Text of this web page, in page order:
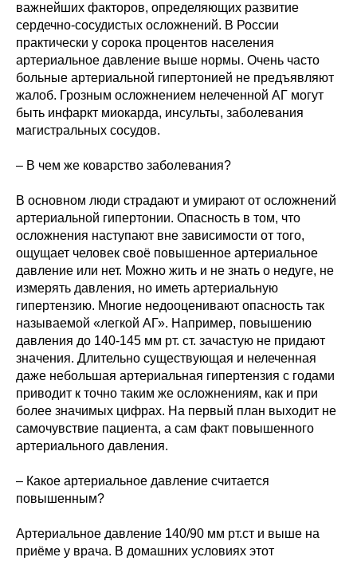
важнейших факторов, определяющих развитие
сердечно-сосудистых осложнений. В России
практически у сорока процентов населения
артериальное давление выше нормы. Очень часто
больные артериальной гипертонией не предъявляют
жалоб. Грозным осложнением нелеченной АГ могут
быть инфаркт миокарда, инсульты, заболевания
магистральных сосудов.
– В чем же коварство заболевания?
В основном люди страдают и умирают от осложнений
артериальной гипертонии. Опасность в том, что
осложнения наступают вне зависимости от того,
ощущает человек своё повышенное артериальное
давление или нет. Можно жить и не знать о недуге, не
измерять давления, но иметь артериальную
гипертензию. Многие недооценивают опасность так
называемой «легкой АГ». Например, повышению
давления до 140-145 мм рт. ст. зачастую не придают
значения. Длительно существующая и нелеченная
даже небольшая артериальная гипертензия с годами
приводит к точно таким же осложнениям, как и при
более значимых цифрах. На первый план выходит не
самочувствие пациента, а сам факт повышенного
артериального давления.
– Какое артериальное давление считается
повышенным?
Артериальное давление 140/90 мм рт.ст и выше на
приёме у врача. В домашних условиях этот